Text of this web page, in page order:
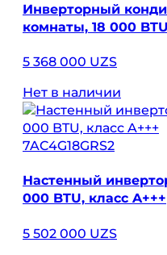
Инверторный
комнаты, 18 000 BTU
5 368 000 UZS
Нет в наличии
7AC4G18GRS2
Настенный
000 BTU, класс A+++
5 502 000 UZS